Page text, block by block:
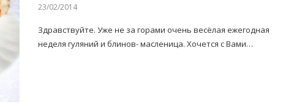
23/02/2014
Здравствуйте. Уже не за горами очень весёлая ежегодная
неделя гуляний и блинов- масленица. Хочется с Вами…